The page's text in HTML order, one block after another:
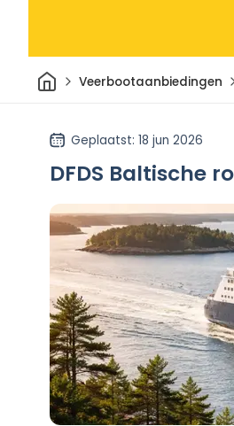
ThuisVeerbootaanbiedingen
Geplaatst: 18 jun 2026
DFDS Baltische